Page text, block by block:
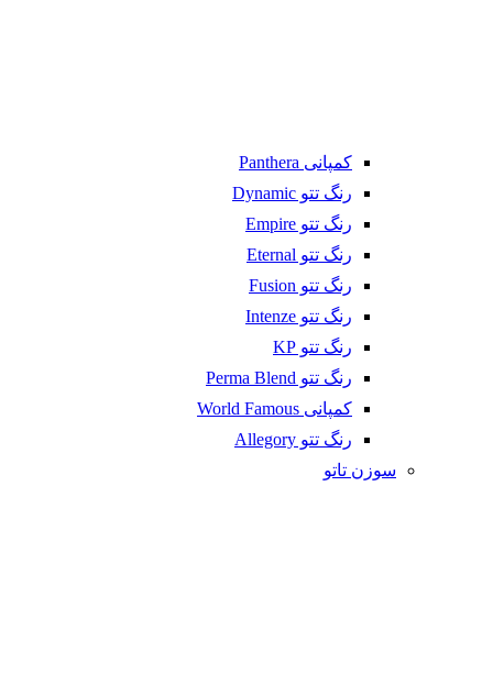
کمپانی Panthera
رنگ تتو Dynamic
رنگ تتو Empire
رنگ تتو Eternal
رنگ تتو Fusion
رنگ تتو Intenze
رنگ تتو KP
رنگ تتو Perma Blend
کمپانی World Famous
رنگ تتو Allegory
سوزن تاتو